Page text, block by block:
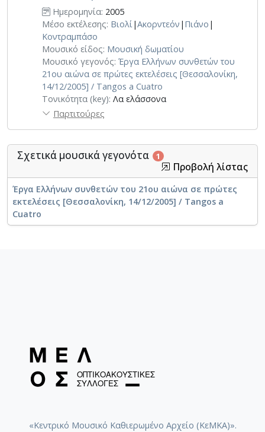
Ημερομηνία: 2005
Μέσο εκτέλεσης: Βιολί|Ακορντεόν | Πιάνο |
Κοντραμπάσο
Μουσικό είδος: Μουσική δωματίου
Μουσικό γεγονός:Έργα Ελλήνων συνθετών του
21ου αιώνα σε πρώτες εκτελέσεις [Θεσσαλονίκη,
14/12/2005] / Tangos a Cuatro
Τονικότητα (key):Λα ελάσσονα
Παρτιτούρες
Σχετικά μουσικά γεγονότα 1
Προβολή λίστας
Έργα Ελλήνων συνθετών του 21ου αιώνα σε πρώτες
εκτελέσεις [Θεσσαλονίκη, 14/12/2005] / Tangos a
Cuatro
«Κεντρικό Μουσικό Καθιερωμένο Αρχείο (ΚεΜΚΑ)».